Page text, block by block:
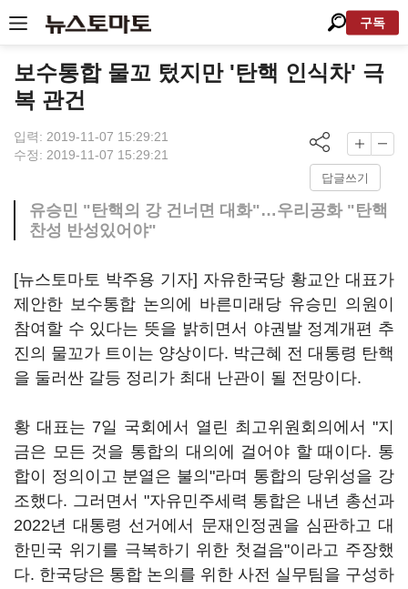
구독
보수통합 물꼬 텄지만 '탄핵 인식차' 극
복 관건
입력: 2019-11-07 15:29:21
수정: 2019-11-07 15:29:21
답글쓰기
유승민 "탄핵의 강 건너면 대화"…우리공화 "탄핵
찬성 반성있어야"
[뉴스토마토 박주용 기자] 자유한국당 황교안 대표가
제안한 보수통합 논의에 바른미래당 유승민 의원이
참여할 수 있다는 뜻을 밝히면서 야권발 정계개편 추
진의 물꼬가 트이는 양상이다. 박근혜 전 대통령 탄핵
을 둘러싼 갈등 정리가 최대 난관이 될 전망이다.
황 대표는 7일 국회에서 열린 최고위원회의에서 "지
금은 모든 것을 통합의 대의에 걸어야 할 때이다. 통
합이 정의이고 분열은 불의"라며 통합의 당위성을 강
조했다. 그러면서 "자유민주세력 통합은 내년 총선과
2022년 대통령 선거에서 문재인정권을 심판하고 대
한민국 위기를 극복하기 위한 첫걸음"이라고 주장했
다. 한국당은 통합 논의를 위한 사전 실무팀을 구성하